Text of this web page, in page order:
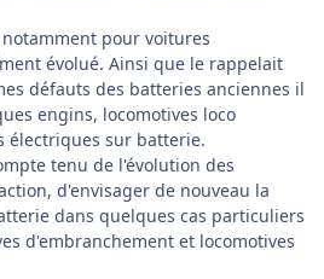
pour voitures
évolué. Ainsi que le rappelait
défauts des batteries anciennes il
engins, locomotives loco
électriques sur batterie.
tenu de l'évolution des
d'envisager de nouveau la
dans quelques cas particuliers
d'embranchement et locomotives